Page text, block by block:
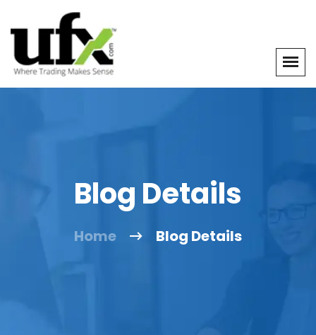
Blog Details
Home Blog Details